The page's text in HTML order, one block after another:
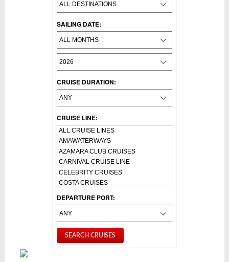
SAILING DATE:
CRUISE DURATION:
CRUISE LINE:
DEPARTURE PORT: